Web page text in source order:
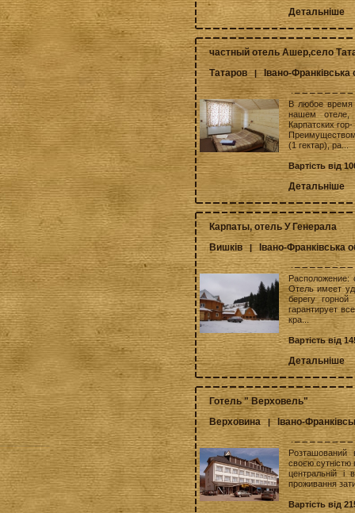
Детальніше
частный отель Ашер,село
Татаров |Івано-Франківська
В любое время
нашем отеле,
Карпатских
Преимуществом
(1 гектар), ра...
Вартість від
Детальніше
Карпаты, отель У Генерала
Вишків |Івано-Франківська
Расположение:
Отель имеет
берегу
гарантирует
кра...
Вартість від
Детальніше
Готель " Верховель"
Верховина |Івано-
Розташований
своєю
центральній
проживання
Вартість від